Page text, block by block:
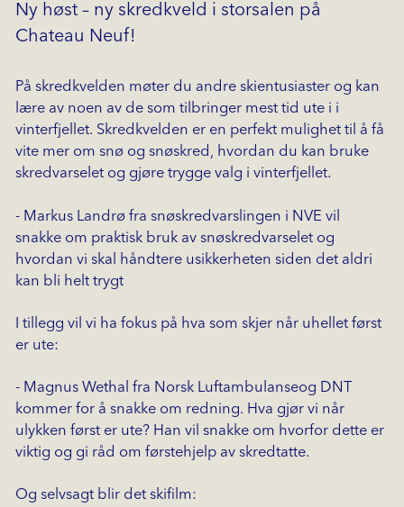
Ny høst – ny skredkveld i storsalen på
Chateau Neuf!
På skredkvelden møter du andre skientusiaster og kan
lære av noen av de som tilbringer mest tid ute i i
vinterfjellet. Skredkvelden er en perfekt mulighet til å få
vite mer om snø og snøskred, hvordan du kan bruke
skredvarselet og gjøre trygge valg i vinterfjellet.
- Markus Landrø fra snøskredvarslingen i NVE vil
snakke om praktisk bruk av snøskredvarselet og
hvordan vi skal håndtere usikkerheten siden det aldri
kan bli helt trygt
I tillegg vil vi ha fokus på hva som skjer når uhellet først
er ute:
- Magnus Wethal fra Norsk Luftambulanseog DNT
kommer for å snakke om redning. Hva gjør vi når
ulykken først er ute? Han vil snakke om hvorfor dette er
viktig og gi råd om førstehjelp av skredtatte.
Og selvsagt blir det skifilm: